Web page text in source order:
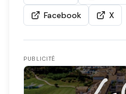
Facebook
X
PUBLICITÉ